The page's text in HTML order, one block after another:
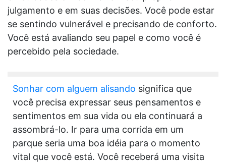
julgamento e em suas decisões. Você pode estar
se sentindo vulnerável e precisando de conforto.
Você está avaliando seu papel e como você é
percebido pela sociedade.
Sonhar com alguem alisando significa que
você precisa expressar seus pensamentos e
sentimentos em sua vida ou ela continuará a
assombrá-lo. Ir para uma corrida em um
parque seria uma boa idéia para o momento
vital que você está. Você receberá uma visita